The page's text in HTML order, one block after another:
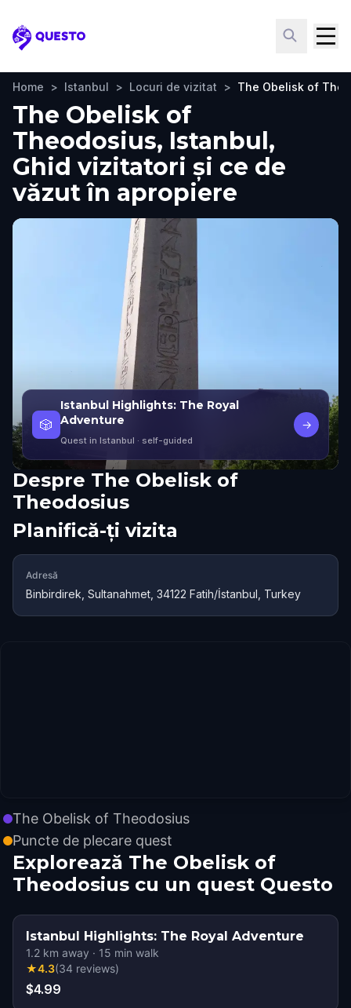
Questo
Home > Istanbul > Locuri de vizitat > The Obelisk of
The Obelisk of
Theodosius, Istanbul,
Ghid vizitatori și ce de
văzut în apropiere
🎲
Istanbul Highlights: The Royal
Adventure
Quest in Istanbul · self-guided
→
Despre The Obelisk of
Theodosius
Planifică-ți vizita
Adresă
Binbirdirek, Sultanahmet, 34122 Fatih/İstanbul, Turkey
The Obelisk of Theodosius
Puncte de plecare quest
Explorează The Obelisk of
Theodosius cu un quest Questo
Istanbul Highlights: The Royal Adventure
1.2 km away · 15 min walk
★4.3(34 reviews)
$4.99